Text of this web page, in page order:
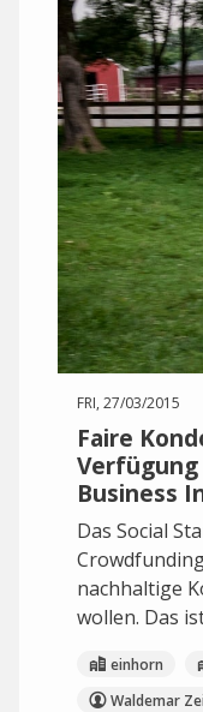
FRI, 27/03/2015
Faire
Verfügung
Business
Das Social
nachhaltige
wollen. Das
einhorn
Waldemar